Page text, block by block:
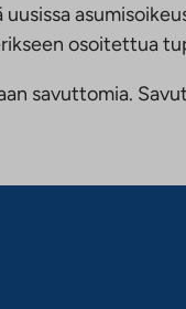
osoitettua
savuttomia.